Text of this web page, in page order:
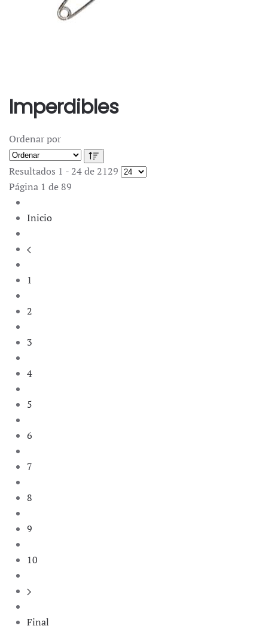
Imperdibles
Ordenar por
Resultados 1 - 24 de 2129
Página 1 de 89
Inicio
1
2
3
4
5
6
7
8
9
10
Final